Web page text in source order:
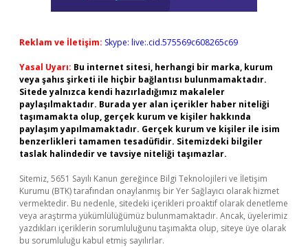
Reklam ve İletişim: Skype: live:.cid.575569c608265c69
Yasal Uyarı: Bu internet sitesi, herhangi bir marka, kurum
veya şahıs şirketi ile hiçbir bağlantısı bulunmamaktadır.
Sitede yalnızca kendi hazırladığımız makaleler
paylaşılmaktadır. Burada yer alan içerikler haber niteliği
taşımamakta olup, gerçek kurum ve kişiler hakkında
paylaşım yapılmamaktadır. Gerçek kurum ve kişiler ile isim
benzerlikleri tamamen tesadüfidir. Sitemizdeki bilgiler
taslak halindedir ve tavsiye niteliği taşımazlar.
Sitemiz, 5651 Sayılı Kanun gereğince Bilgi Teknolojileri ve İletişim
Kurumu (BTK) tarafından onaylanmış bir Yer Sağlayıcı olarak hizmet
vermektedir. Bu nedenle, sitedeki içerikleri proaktif olarak denetleme
veya araştırma yükümlülüğümüz bulunmamaktadır. Ancak, üyelerimiz
yazdıkları içeriklerin sorumluluğunu taşımakta olup, siteye üye olarak
bu sorumluluğu kabul etmiş sayılırlar.